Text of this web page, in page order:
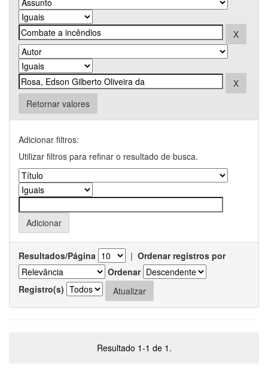
Retornar valores
Adicionar filtros:
Utilizar filtros para refinar o resultado de busca.
Resultados/Página | Ordenar registros por
Ordenar
Registro(s)
Resultado 1-1 de 1.